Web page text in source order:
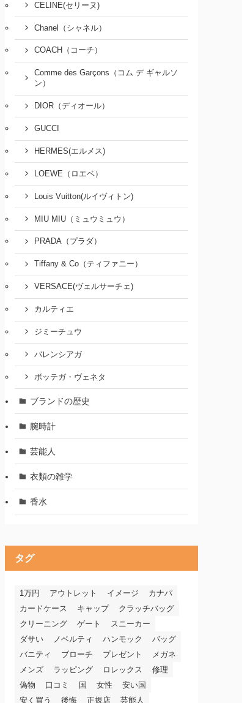
CELINE(セリーヌ)
Chanel（シャネル）
COACH（コーチ）
Comme des Garçons（コム デ ギャルソ
ン）
DIOR（ディオール）
GUCCI
HERMES(エルメス)
LOEWE（ロエベ）
Louis Vuitton(ルイヴィトン)
MIU MIU（ミュウミュウ）
PRADA（プラダ）
Tiffany & Co（ティファニー）
VERSACE(ヴェルサーチェ)
カルティエ
ジミーチュウ
バレンシアガ
ボッテガ・ヴェネタ
ブランドの歴史
腕時計
芸能人
衣類の雑学
香水
タグ
1万円 アウトレット イメージ
カナパ
カードケース
キャップ
クラッチバッグ
クリーニング
ゲート
スニーカー
ダサい
ノベルティ ハンモック
バッグ
バニティ
ブローチ プレゼント
メガネ
メンズ
ラッピング ロレックス
修理
偽物
口コミ 国 女性
安い国
安く買う
後悔 正規店 芸能人